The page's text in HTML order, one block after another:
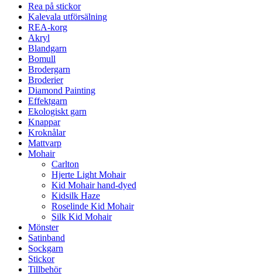
Rea på stickor
Kalevala utförsälning
REA-korg
Akryl
Blandgarn
Bomull
Brodergarn
Broderier
Diamond Painting
Effektgarn
Ekologiskt garn
Knappar
Kroknålar
Mattvarp
Mohair
Carlton
Hjerte Light Mohair
Kid Mohair hand-dyed
Kidsilk Haze
Roselinde Kid Mohair
Silk Kid Mohair
Mönster
Satinband
Sockgarn
Stickor
Tillbehör